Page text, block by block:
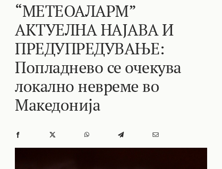
ИНТЕРЕСНО
КОНТАКТ
МАРКЕТИНГ
“МЕТЕОАЛАРМ”
АКТУЕЛНА НАЈАВА И
ПРЕДУПРЕДУВАЊЕ:
Попладнево се очекува
локално невреме во
Македонија